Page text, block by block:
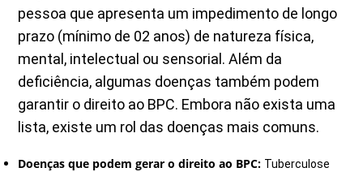
pessoa que apresenta um impedimento de longo
prazo (mínimo de 02 anos) de natureza física,
mental, intelectual ou sensorial. Além da
deficiência, algumas doenças também podem
garantir o direito ao BPC. Embora não exista uma
lista, existe um rol das doenças mais comuns.
Doenças que podem gerar o direito ao BPC: Tuberculose